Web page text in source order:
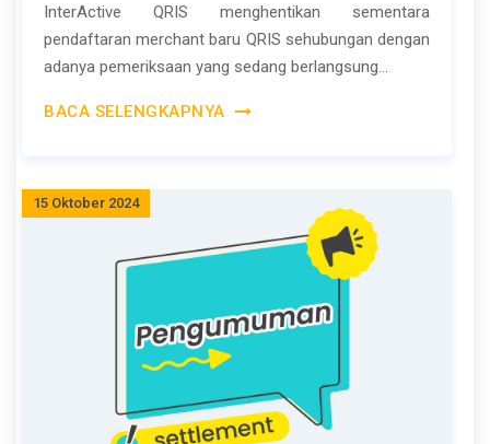
InterActive QRIS menghentikan sementara
pendaftaran merchant baru QRIS sehubungan dengan
adanya pemeriksaan yang sedang berlangsung...
BACA SELENGKAPNYA
15 Oktober 2024